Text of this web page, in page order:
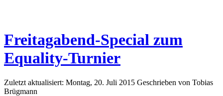
Freitagabend-Special zum
Equality-Turnier
Zuletzt aktualisiert: Montag, 20. Juli 2015 Geschrieben von Tobias
Brügmann